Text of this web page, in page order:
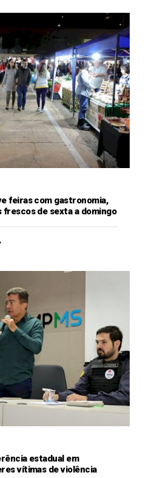
feiras com gastronomia,
de sexta a domingo
estadual em
vítimas de violência